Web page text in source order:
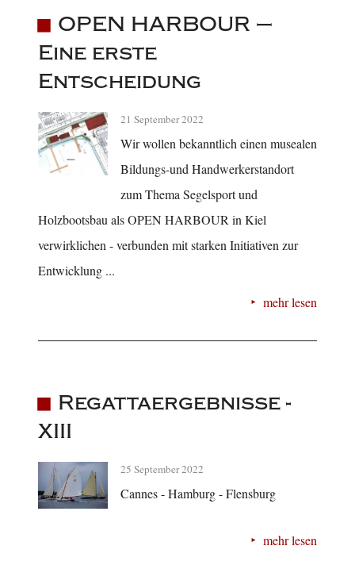
OPEN HARBOUR –
Eine erste
Entscheidung
21 September 2022
Wir wollen bekanntlich einen musealen
Bildungs-und Handwerkerstandort
zum Thema Segelsport und
Holzbootsbau als OPEN HARBOUR in Kiel
verwirklichen - verbunden mit starken Initiativen zur
Entwicklung ...
mehr lesen
Regattaergebnisse -
XIII
25 September 2022
Cannes - Hamburg - Flensburg
mehr lesen